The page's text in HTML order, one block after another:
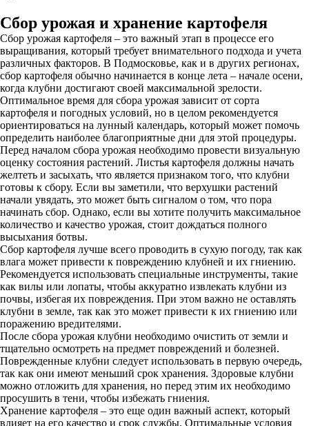
Сбор урожая и хранение картофеля
Сбор урожая картофеля – это важный этап в процессе его
выращивания, который требует внимательного подхода и учета
различных факторов. В Подмосковье, как и в других регионах,
сбор картофеля обычно начинается в конце лета – начале осени,
когда клубни достигают своей максимальной зрелости.
Оптимальное время для сбора урожая зависит от сорта
картофеля и погодных условий, но в целом рекомендуется
ориентироваться на лунный календарь, который может помочь
определить наиболее благоприятные дни для этой процедуры.
Перед началом сбора урожая необходимо провести визуальную
оценку состояния растений. Листья картофеля должны начать
желтеть и засыхать, что является признаком того, что клубни
готовы к сбору. Если вы заметили, что верхушки растений
начали увядать, это может быть сигналом о том, что пора
начинать сбор. Однако, если вы хотите получить максимальное
количество и качество урожая, стоит дождаться полного
высыхания ботвы.
Сбор картофеля лучше всего проводить в сухую погоду, так как
влага может привести к повреждению клубней и их гниению.
Рекомендуется использовать специальные инструменты, такие
как вилы или лопаты, чтобы аккуратно извлекать клубни из
почвы, избегая их повреждения. При этом важно не оставлять
клубни в земле, так как это может привести к их гниению или
поражению вредителями.
После сбора урожая клубни необходимо очистить от земли и
тщательно осмотреть на предмет повреждений и болезней.
Поврежденные клубни следует использовать в первую очередь,
так как они имеют меньший срок хранения. Здоровые клубни
можно отложить для хранения, но перед этим их необходимо
просушить в тени, чтобы избежать гниения.
Хранение картофеля – это еще один важный аспект, который
влияет на его качество и срок службы. Оптимальные условия